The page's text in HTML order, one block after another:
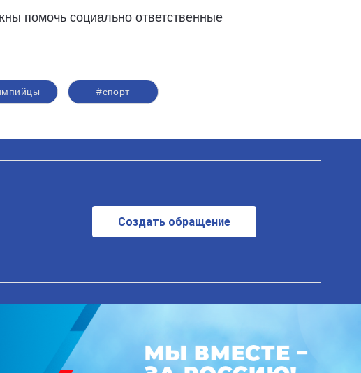
помочь социально ответственные
#спорт
Создать обращение